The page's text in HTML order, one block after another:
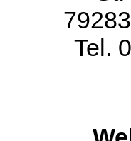
Tel.